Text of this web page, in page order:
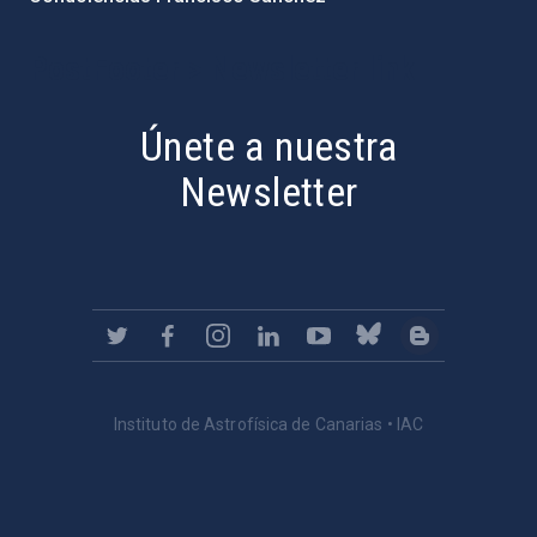
Únete a nuestra
Newsletter
Instituto de Astrofísica de Canarias • IAC